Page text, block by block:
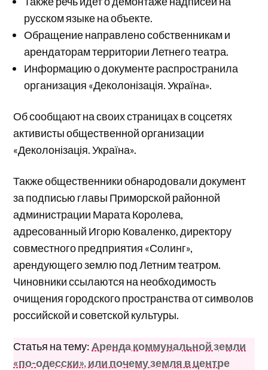
русском языке на объекте.
Обращение направлено собственникам и
арендаторам территории Летнего театра.
Информацию о документе распространила
организация «Деколонізація. Україна».
Об сообщают на своих страницах в соцсетях
активисты общественной организации
«Деколонізація. Україна».
Также общественники обнародовали документ
за подписью главы Приморской районной
администрации Марата Королева,
адресованный Игорю Коваленко, директору
совместного предприятия «Солинг»,
арендующего землю под Летним театром.
Чиновники ссылаются на необходимость
очищения городского пространства от символов
российской и советской культуры.
Статья на тему: Аренда коммунальной земли
«по-одесски», или почему земля в центре